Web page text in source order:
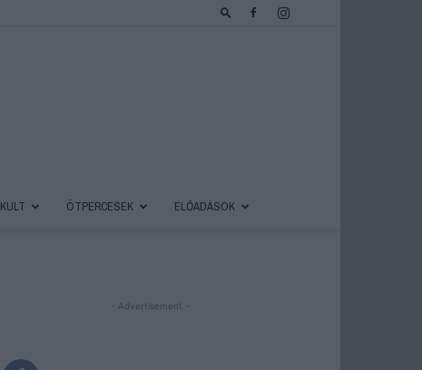
KULT ÖTPERCESEK ELŐADÁSOK
- Advertisement -